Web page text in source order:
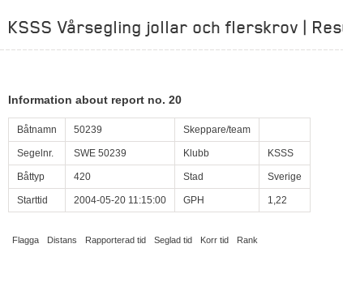
KSSS Vårsegling jollar och flerskrov |
Information about report no. 20
Båtnamn 50239 Skeppare/team
Segelnr. SWE 50239 Klubb KSSS
Båttyp 420 Stad Sverige
Starttid 2004-05-20 11:15:00 GPH 1,22
Flagga Distans Rapporterad tid Seglad tid Korr tid Rank